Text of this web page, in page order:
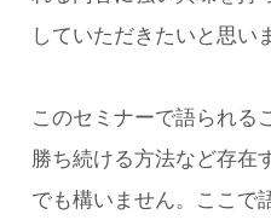
していただきたいと思い
このセミナーで語られる
勝ち続ける方法など存在
でも構いません。ここで